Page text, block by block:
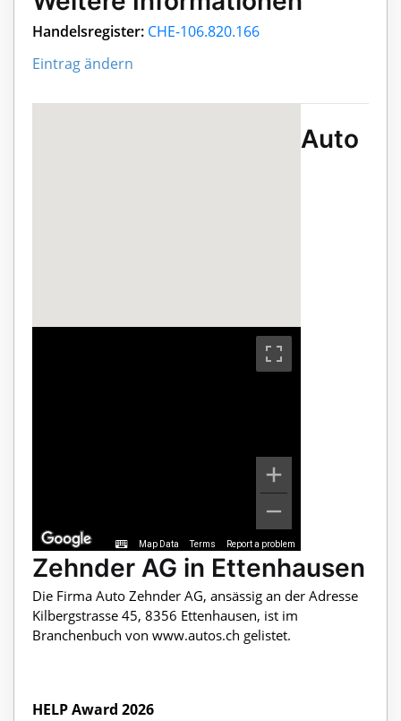
Handelsregister: CHE-106.820.166
Eintrag ändern
Map Data Terms Report a problem
Auto
Zehnder AG in Ettenhausen
Die Firma Auto Zehnder AG, ansässig an der Adresse
Kilbergstrasse 45, 8356 Ettenhausen, ist im
Branchenbuch von www.autos.ch gelistet.
HELP Award 2026